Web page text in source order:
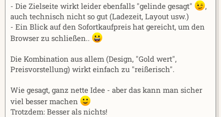
- Die Zielseite wirkt leider ebenfalls "gelinde gesagt"
,
auch technisch nicht so gut (Ladezeit, Layout usw.)
- Ein Blick auf den Sofortkaufpreis hat gereicht, um den
Browser zu schließen..
Die Kombination aus allem (Design, "Gold wert",
Preisvorstellung) wirkt einfach zu "reißerisch".
Wie gesagt, ganz nette Idee - aber das kann man sicher
viel besser machen
Trotzdem: Besser als nichts!